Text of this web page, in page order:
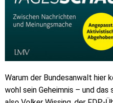
Warum der Bundesanwalt hier
wohl sein Geheimnis – und